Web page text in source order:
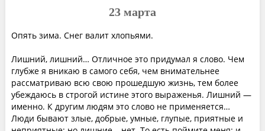
23 марта
Опять зима. Снег валит хлопьями.
Лишний, лишний… Отличное это придумал я слово. Чем
глубже я вникаю в самого себя, чем внимательнее
рассматриваю всю свою прошедшую жизнь, тем более
убеждаюсь в строгой истине этого выраженья. Лишний —
именно. К другим людям это слово не применяется…
Люди бывают злые, добрые, умные, глупые, приятные и